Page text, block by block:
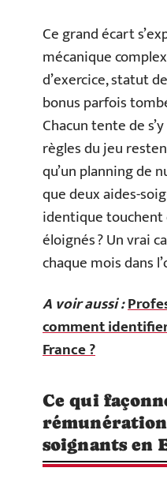
Ce grand écart
mécanique
d’exercice, statut
bonus parfois
Chacun tente de
règles du jeu
qu’un planning de
que deux aides-
identique touchent
éloignés ? Un vrai
chaque mois dans
A voir aussi :
comment
France ?
Ce qui
rémunération
soignants en